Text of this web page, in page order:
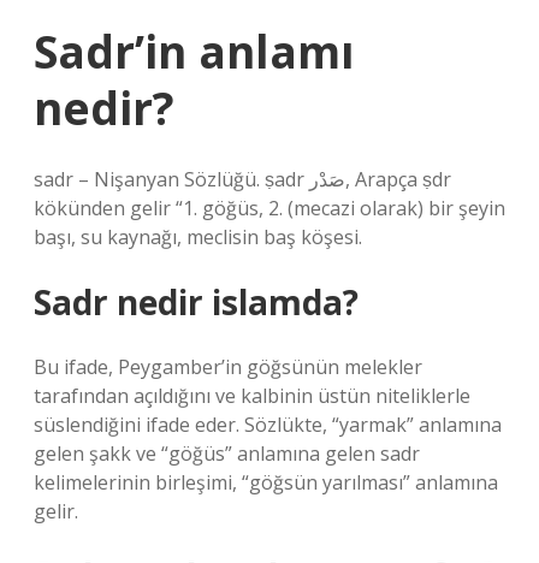
Sadr’in anlamı
nedir?
sadr – Nişanyan Sözlüğü. ṣadr صَدْر, Arapça ṣdr
kökünden gelir “1. göğüs, 2. (mecazi olarak) bir şeyin
başı, su kaynağı, meclisin baş köşesi.
Sadr nedir islamda?
Bu ifade, Peygamber’in göğsünün melekler
tarafından açıldığını ve kalbinin üstün niteliklerle
süslendiğini ifade eder. Sözlükte, “yarmak” anlamına
gelen şakk ve “göğüs” anlamına gelen sadr
kelimelerinin birleşimi, “göğsün yarılması” anlamına
gelir.